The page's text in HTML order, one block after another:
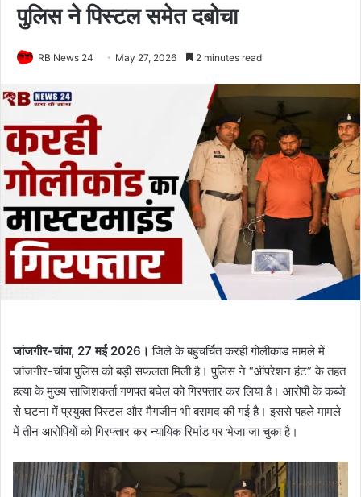
पुलिस ने पिस्टल समेत दबोचा
RB News 24 May 27, 2026 2 minutes read
जांजगीर-चांपा, 27 मई 2026। जिले के बहुचर्चित करही गोलीकांड मामले में
जांजगीर-चांपा पुलिस को बड़ी सफलता मिली है। पुलिस ने “ऑपरेशन हंट” के तहत
हत्या के मुख्य साजिशकर्ता गणपत बघेल को गिरफ्तार कर लिया है। आरोपी के कब्जे
से घटना में प्रयुक्त पिस्टल और मैगजीन भी बरामद की गई है। इससे पहले मामले
में तीन आरोपियों को गिरफ्तार कर न्यायिक रिमांड पर भेजा जा चुका है।